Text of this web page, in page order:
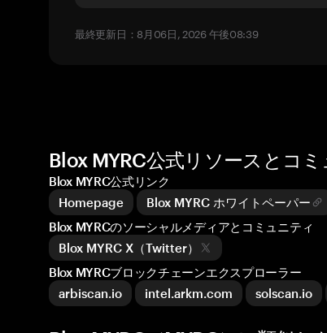
最終更新日：8月06日, 2026 午後08:39
Blox MYRC公式リソースとコミ
Blox MYRC公式リンク
Homepage
Blox MYRC ホワイトペーパー
Blox MYRCのソーシャルメディアとコミュニティ
Blox MYRC X（Twitter）
Blox MYRCブロックチェーンエクスプローラー
arbiscan.io
intel.arkm.com solscan.io